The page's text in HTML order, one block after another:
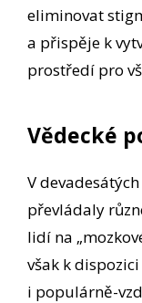
eliminovat
a přispěje k
prostředí pro
Vědecké
V
převládaly
lidí na
však k
i populárně-